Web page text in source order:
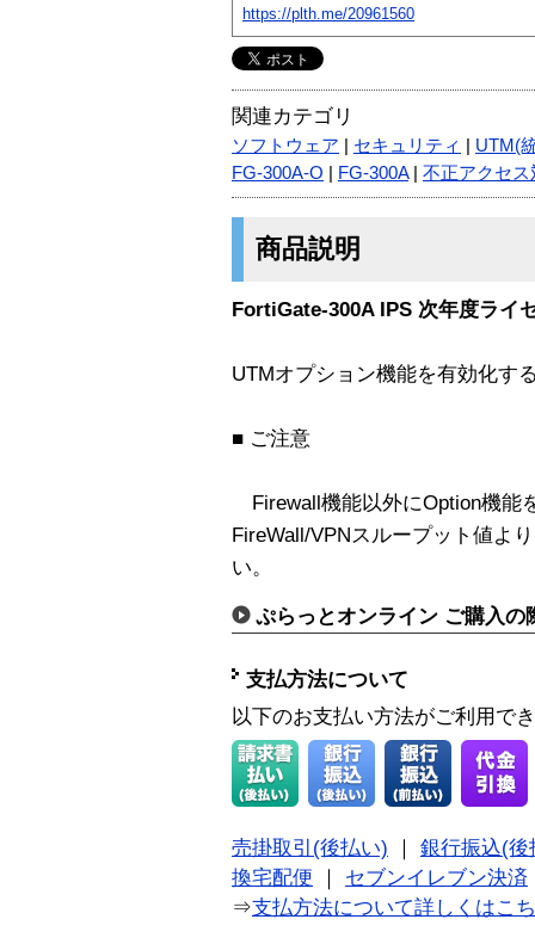
https://plth.me/20961560
関連カテゴリ
ソフトウェア セキュリティ
UTM(
FG-300A-O
FG-300A| 不正アクセス
商品説明
FortiGate-300A IPS 次年度ライ
UTMオプション機能を有効化す
■ ご注意
Firewall機能以外にOption機能
FireWall/VPNスループット値よ
い。
ぷらっとオンライン ご購入の
支払方法について
以下のお支払い方法がご利用で
売掛取引(後払い)
銀行振込(後
換宅配便
セブンイレブン決済
⇒支払方法について詳しくはこ